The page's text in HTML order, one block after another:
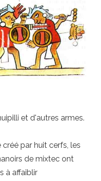
et d'autres armes.
par huit cerfs, les
de mixtec ont
à affaiblir